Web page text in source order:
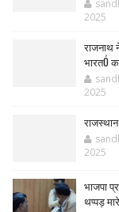
2025
राजनाथ
भारतÓ
2025
2025
भाजपा
थप्पड़